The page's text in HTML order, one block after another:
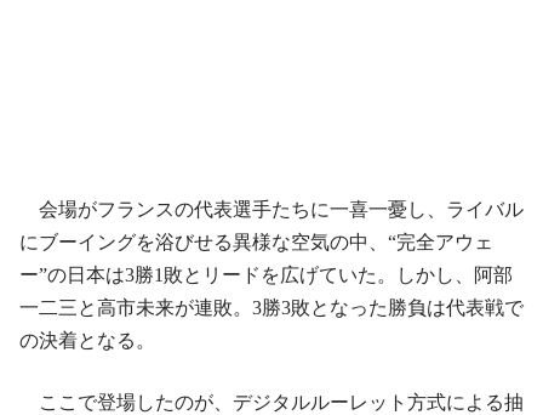
会場がフランスの代表選手たちに一喜一憂し、ライバル
にブーイングを浴びせる異様な空気の中、“完全アウェ
ー”の日本は3勝1敗とリードを広げていた。しかし、阿部
一二三と高市未来が連敗。3勝3敗となった勝負は代表戦で
の決着となる。
ここで登場したのが、デジタルルーレット方式による抽